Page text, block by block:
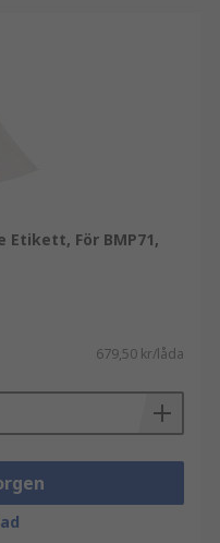
För BMP71,
679,50 kr/låda